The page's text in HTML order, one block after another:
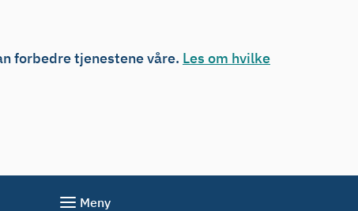
forbedre tjenestene våre. Les om hvilke
Meny